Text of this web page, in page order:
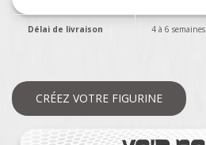
Délai de livraison 4 à 6 semaines
CRÉEZ VOTRE FIGURINE